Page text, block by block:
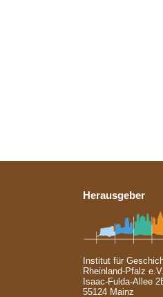
Herausgeber
Institut für
Rheinland-Pfalz e.V.
Isaac-Fulda-Allee
55124 Mainz